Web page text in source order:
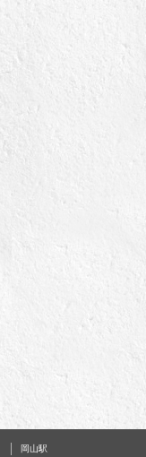
岡山駅